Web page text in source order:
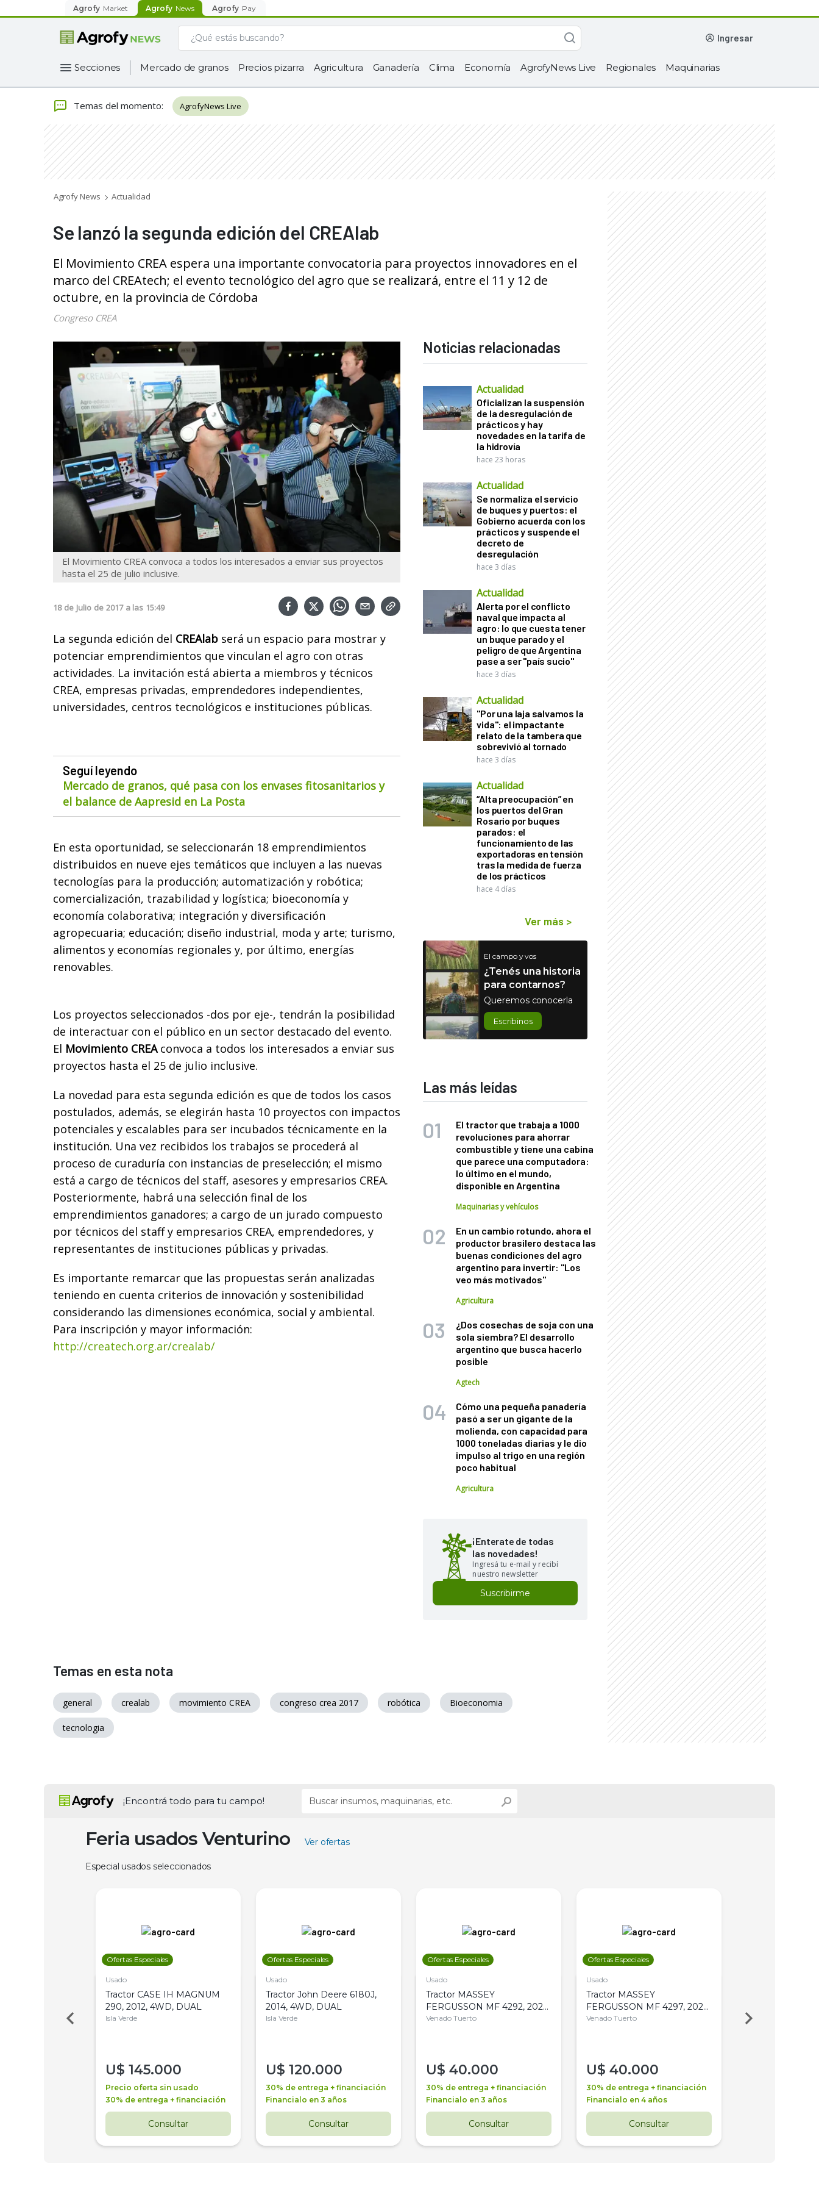
Agrofy Market Agrofy News Agrofy Pay
ingresar
Secciones Mercado de granos Precios pizarra Agricultura Ganadería Clima Economía AgrofyNews Live Regionales Maquinarias
Temas del momento: AgrofyNews Live
Agrofy News Actualidad
​Se lanzó la segunda edición del CREAlab
El Movimiento CREA espera una importante convocatoria para proyectos innovadores en el
marco del CREAtech; el evento tecnológico del agro que se realizará, entre el 11 y 12 de
octubre, en la provincia de Córdoba
Congreso CREA
El Movimiento CREA convoca a todos los interesados a enviar sus proyectos
hasta el 25 de julio inclusive.
18 de Julio de 2017 a las 15:49
La segunda edición del CREAlab será un espacio para mostrar y
potenciar emprendimientos que vinculan el agro con otras
actividades. La invitación está abierta a miembros y técnicos
CREA, empresas privadas, emprendedores independientes,
universidades, centros tecnológicos e instituciones públicas.
Seguí leyendo
Mercado de granos, qué pasa con los envases fitosanitarios y
el balance de Aapresid en La Posta
En esta oportunidad, se seleccionarán 18 emprendimientos
distribuidos en nueve ejes temáticos que incluyen a las nuevas
tecnologías para la producción; automatización y robótica;
comercialización, trazabilidad y logística; bioeconomía y
economía colaborativa; integración y diversificación
agropecuaria; educación; diseño industrial, moda y arte; turismo,
alimentos y economías regionales y, por último, energías
renovables.
Los proyectos seleccionados -dos por eje-, tendrán la posibilidad
de interactuar con el público en un sector destacado del evento.
El Movimiento CREAconvoca a todos los interesados a enviar sus
proyectos hasta el 25 de julio inclusive.
La novedad para esta segunda edición es que de todos los casos
postulados, además, se elegirán hasta 10 proyectos con impactos
potenciales y escalables para ser incubados técnicamente en la
institución. Una vez recibidos los trabajos se procederá al
proceso de curaduría con instancias de preselección; el mismo
está a cargo de técnicos del staff, asesores y empresarios CREA.
Posteriormente, habrá una selección final de los
emprendimientos ganadores; a cargo de un jurado compuesto
por técnicos del staff y empresarios CREA, emprendedores, y
representantes de instituciones públicas y privadas.
Es importante remarcar que las propuestas serán analizadas
teniendo en cuenta criterios de innovación y sostenibilidad
considerando las dimensiones económica, social y ambiental.
Para inscripción y mayor información:
http://createch.org.ar/crealab/
Noticias relacionadas
Actualidad
Oficializan la suspensión
de la desregulación de
prácticos y hay
novedades en la tarifa de
la hidrovía
hace 23 horas
Actualidad
Se normaliza el servicio
de buques y puertos: el
Gobierno acuerda con los
prácticos y suspende el
decreto de
desregulación
hace 3 días
Actualidad
Alerta por el conflicto
naval que impacta al
agro: lo que cuesta tener
un buque parado y el
peligro de que Argentina
pase a ser "país sucio"
hace 3 días
Actualidad
"Por una laja salvamos la
vida": el impactante
relato de la tambera que
sobrevivió al tornado
hace 3 días
Actualidad
“Alta preocupación” en
los puertos del Gran
Rosario por buques
parados: el
funcionamiento de las
exportadoras en tensión
tras la medida de fuerza
de los prácticos
hace 4 días
Ver más >
El campo y vos
¿Tenés una historia
para contarnos?
Queremos conocerla
Escribinos
Las más leídas
El tractor que trabaja a 1000
revoluciones para ahorrar
combustible y tiene una cabina
que parece una computadora:
lo último en el mundo,
disponible en Argentina
Maquinarias y vehículos
En un cambio rotundo, ahora el
productor brasilero destaca las
buenas condiciones del agro
argentino para invertir: "Los
veo más motivados"
Agricultura
¿Dos cosechas de soja con una
sola siembra? El desarrollo
argentino que busca hacerlo
posible
Agtech
Cómo una pequeña panadería
pasó a ser un gigante de la
molienda, con capacidad para
1000 toneladas diarias y le dio
impulso al trigo en una región
poco habitual
Agricultura
¡Enterate de todas
las novedades!
Ingresá tu e-mail y recibí
nuestro newsletter
Suscribirme
Temas en esta nota
general crealab movimiento CREA congreso crea 2017 robótica Bioeconomia
tecnologia
¡Encontrá todo para tu campo!
Feria usados Venturino Ver ofertas
Especial usados seleccionados
Ofertas Especiales
Usado
Tractor CASE IH MAGNUM
290, 2012, 4WD, DUAL
Isla Verde
U$ 145.000
Precio oferta sin usado
30% de entrega + financiación
Consultar
Ofertas Especiales
Usado
Tractor John Deere 6180J,
2014, 4WD, DUAL
Isla Verde
U$ 120.000
30% de entrega + financiación
Financialo en 3 años
Consultar
Ofertas Especiales
Usado
Tractor MASSEY
FERGUSSON MF 4292, 2020,
4WD, PATON
Venado Tuerto
U$ 40.000
30% de entrega + financiación
Financialo en 3 años
Consultar
Ofertas Especiales
Usado
Tractor MASSEY
FERGUSSON MF 4297, 2020,
4WD, PATON
Venado Tuerto
U$ 40.000
30% de entrega + financiación
Financialo en 4 años
Consultar
Venado Tuerto